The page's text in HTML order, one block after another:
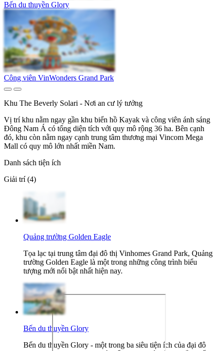
Bến du thuyền Glory
Công viên VinWonders Grand Park
Khu The Beverly Solari - Nơi an cư lý tưởng
Vị trí khu nằm ngay gần khu biển hồ Kayak và công viên ánh sáng
Đông Nam Á có tổng diện tích với quy mô rộng 36 ha. Bên cạnh
đó, khu còn nằm ngay cạnh trung tâm thương mại Vincom Mega
Mall có quy mô lớn nhất miền Nam.
Danh sách tiện ích
Giải trí (4)
Quảng trường Golden Eagle
Tọa lạc tại trung tâm đại đô thị Vinhomes Grand Park, Quảng
trường Golden Eagle là một trong những công trình biểu
tượng mới nổi bật nhất hiện nay.
Bến du thuyền Glory
Bến du thuyền Glory - một trong ba siêu tiện ích của đại đô